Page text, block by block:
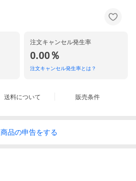
注文キャンセル発生率
0.00％
注文キャンセル発生率とは？
送料について 販売条件
商品の申告をする